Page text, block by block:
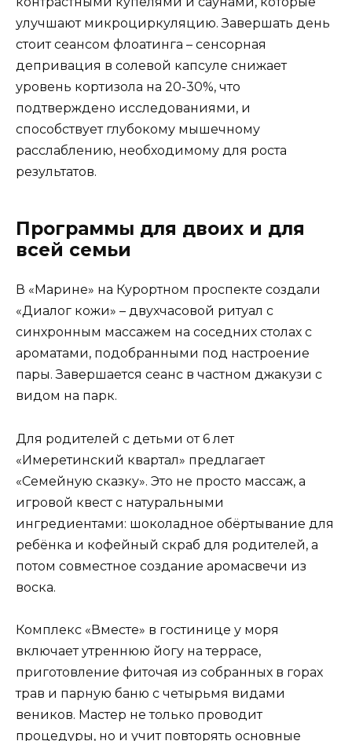
улучшают микроциркуляцию. Завершать день
стоит сеансом флоатинга – сенсорная
депривация в солевой капсуле снижает
уровень кортизола на 20-30%, что
подтверждено исследованиями, и
способствует глубокому мышечному
расслаблению, необходимому для роста
результатов.
Программы для двоих и для
всей семьи
В «Марине» на Курортном проспекте создали
«Диалог кожи» – двухчасовой ритуал с
синхронным массажем на соседних столах с
ароматами, подобранными под настроение
пары. Завершается сеанс в частном джакузи с
видом на парк.
Для родителей с детьми от 6 лет
«Имеретинский квартал» предлагает
«Семейную сказку». Это не просто массаж, а
игровой квест с натуральными
ингредиентами: шоколадное обёртывание для
ребёнка и кофейный скраб для родителей, а
потом совместное создание аромасвечи из
воска.
Комплекс «Вместе» в гостинице у моря
включает утреннюю йогу на террасе,
приготовление фиточая из собранных в горах
трав и парную баню с четырьмя видами
веников. Мастер не только проводит
процедуры, но и учит повторять основные